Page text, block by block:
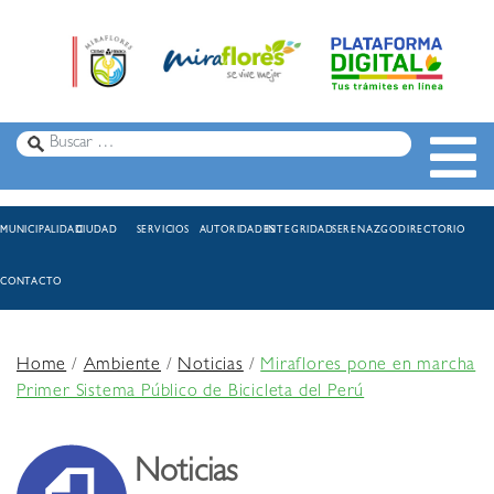
MUNICIPALIDADCIUDAD SERVICIOS AUTORIDADESINTEGRIDADSERENAZGODIRECTORIO
CONTACTO
Home/Ambiente /Noticias/Miraflores pone en marcha
Primer Sistema Público de Bicicleta del Perú
Noticias